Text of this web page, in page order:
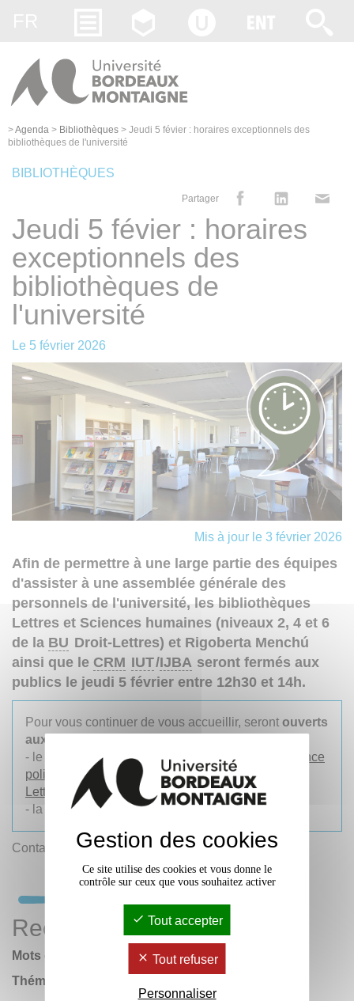
>Agenda > Bibliothèques > Jeudi 5 févier : horaires exceptionnels des
bibliothèques de l'université
BIBLIOTHÈQUES
Partager
Jeudi 5 févier : horaires
exceptionnels des
bibliothèques de
l'université
Le 5 février 2026
Mis à jour le 3 février 2026
Afin de permettre à une large partie des équipes
d'assister à une assemblée générale des
personnels de l'université, les bibliothèques
Lettres et Sciences humaines (niveaux 2, 4 et 6
de la BU Droit-Lettres) et Rigoberta Menchú
ainsi que le CRM IUT/IJBA seront fermés aux
publics le jeudi 5 février entre 12h30 et 14h.
Pour vous continuer de vous accueillir, seront ouverts
aux horaires habituels :
- le niveau 0 (bibliothèque universitaire Droit, Science
politique, Économie
) et l'Atrium de la BU Droit-
Lettres
- la
bibliothèque Robert Étienne
Contact : scd@u-bordeaux-montaigne.fr
Rechercher
Mots clés :
Thématiques
Gestion des cookies
Ce site utilise des cookies et vous donne le
contrôle sur ceux que vous souhaitez activer
Tout accepter
Tout refuser
Personnaliser